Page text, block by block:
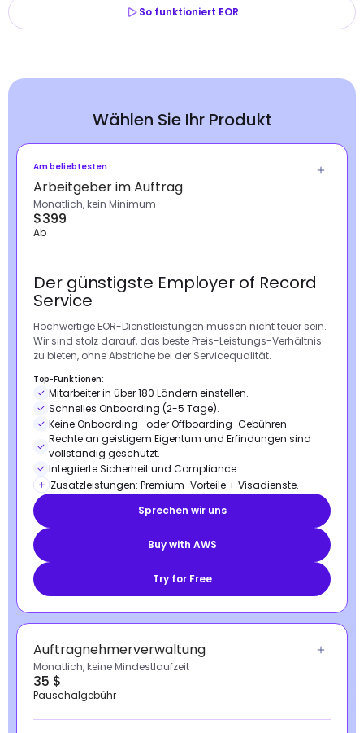
So funktioniert EOR
Wählen Sie Ihr Produkt
Am beliebtesten
Arbeitgeber im Auftrag
Monatlich, kein Minimum
$399
Ab
Der günstigste Employer of Record
Service
Hochwertige EOR-Dienstleistungen müssen nicht teuer sein.
Wir sind stolz darauf, das beste Preis-Leistungs-Verhältnis
zu bieten, ohne Abstriche bei der Servicequalität.
Top-Funktionen:
Mitarbeiter in über 180 Ländern einstellen.
Schnelles Onboarding (2-5 Tage).
Keine Onboarding- oder Offboarding-Gebühren.
Rechte an geistigem Eigentum und Erfindungen sind
vollständig geschützt.
Integrierte Sicherheit und Compliance.
Zusatzleistungen: Premium-Vorteile + Visadienste.
Sprechen wir uns
Buy with AWS
Try for Free
Auftragnehmerverwaltung
Monatlich, keine Mindestlaufzeit
35 $
Pauschalgebühr